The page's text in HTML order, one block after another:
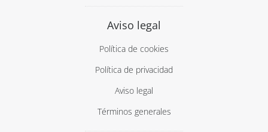
Aviso legal
Política de cookies
Política de privacidad
Aviso legal
Términos generales